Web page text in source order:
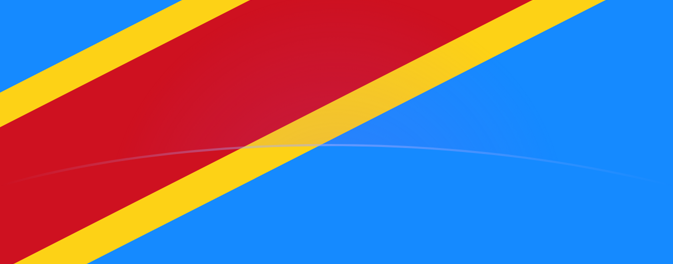
¿Sabías que puedes enviar dinero al extranjero con Xe?
tipos de cambio de CDF a MGF hoy
Convierte Franco congolés a Franco Malgache
Rate information of CDF/MGF currency pair
47,0015 MGF
MGF
940,031 MGF
4700,15
47.001,5 MGF
10.000 CDF 94.003,1